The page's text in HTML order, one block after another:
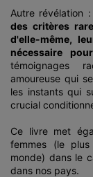
Autre révélation :
des critères
d'elle-même,
nécessaire
témoignages
amoureuse qui
les instants qui
crucial
Ce livre met
femmes (le
monde) dans le
dans nos pays.